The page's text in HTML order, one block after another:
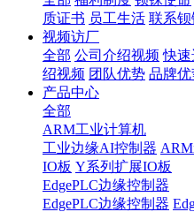
质证书 员工生活 联系钡
视频访厂
全部 公司介绍视频 快速
绍视频 团队优势 品牌优
产品中心
全部
ARM工业计算机
工业边缘AI控制器
IO板 Y系列扩展IO板
EdgePLC边缘控制器
EdgePLC边缘控制器